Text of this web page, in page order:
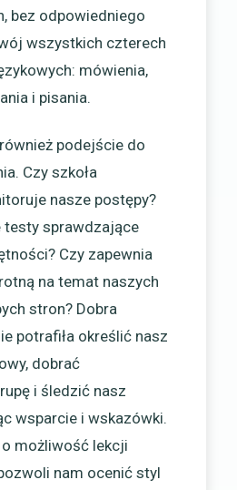
bez odpowiedniego
wszystkich czterech
mówienia,
i pisania.
podejście do
Czy szkoła
nasze postępy?
testy sprawdzające
Czy zapewnia
na temat naszych
stron? Dobra
potrafiła określić nasz
dobrać
i śledzić nasz
wsparcie i wskazówki.
możliwość lekcji
nam ocenić styl